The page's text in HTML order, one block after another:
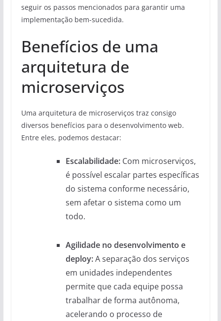
seguir os passos mencionados para garantir uma
implementação bem-sucedida.
Benefícios de uma
arquitetura de
microserviços
Uma arquitetura de microserviços traz consigo
diversos benefícios para o desenvolvimento web.
Entre eles, podemos destacar:
Escalabilidade:Com microserviços,
é possível escalar partes específicas
do sistema conforme necessário,
sem afetar o sistema como um
todo.
Agilidade no desenvolvimento e
deploy:A separação dos serviços
em unidades independentes
permite que cada equipe possa
trabalhar de forma autônoma,
acelerando o processo de